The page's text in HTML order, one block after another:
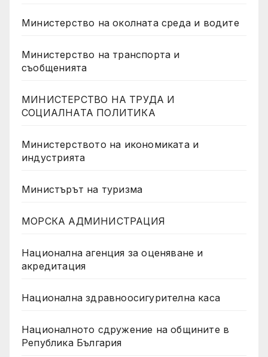
Министерство на околната среда и водите
Министерство на транспорта и
съобщенията
МИНИСТЕРСТВО НА ТРУДА И
СОЦИАЛНАТА ПОЛИТИКА
Министерството на икономиката и
индустрията
Министърът на туризма
МОРСКА АДМИНИСТРАЦИЯ
Национална агенция за оценяване и
акредитация
Национална здравноосигурителна каса
Националното сдружение на общините в
Република България